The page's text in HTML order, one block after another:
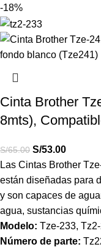
-18%
Cinta Brother
8mts),
S/65.00 S/53.00
Las Cintas Brother
están diseñadas para
y son capaces de
agua, sustancias
Modelo: Tze-233,
Número de parte: